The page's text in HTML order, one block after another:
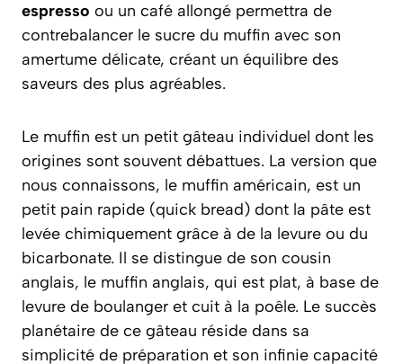
espresso ou un café allongé permettra de
contrebalancer le sucre du muffin avec son
amertume délicate, créant un équilibre des
saveurs des plus agréables.
Le muffin est un petit gâteau individuel dont les
origines sont souvent débattues. La version que
nous connaissons, le muffin américain, est un
petit pain rapide (quick bread) dont la pâte est
levée chimiquement grâce à de la levure ou du
bicarbonate. Il se distingue de son cousin
anglais, le muffin anglais, qui est plat, à base de
levure de boulanger et cuit à la poêle. Le succès
planétaire de ce gâteau réside dans sa
simplicité de préparation et son infinie capacité